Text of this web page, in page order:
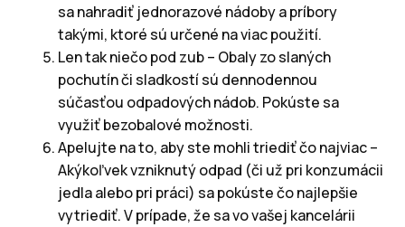
sa nahradiť jednorazové nádoby a príbory
takými, ktoré sú určené na viac použití.
Len tak niečo pod zub – Obaly zo slaných
pochutín či sladkostí sú dennodennou
súčasťou odpadových nádob. Pokúste sa
využiť bezobalové možnosti.
Apelujte na to, aby ste mohli triediť čo najviac –
Akýkoľvek vzniknutý odpad (či už pri konzumácii
jedla alebo pri práci) sa pokúste čo najlepšie
vytriediť. V prípade, že sa vo vašej kancelárii